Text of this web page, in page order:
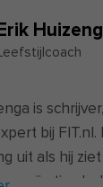
is
bij FIT.nl.
uit als hij
zijn tips